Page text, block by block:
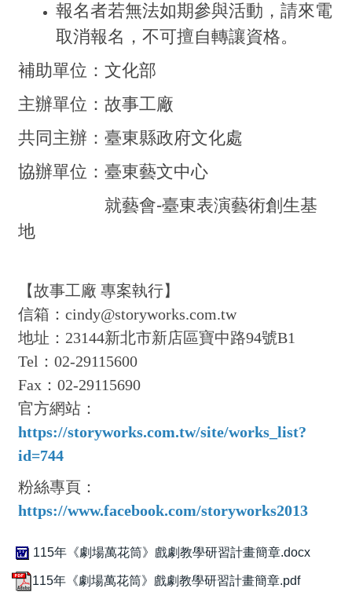
報名者若無法如期參與活動，請來電
取消報名，不可擅自轉讓資格。
補助單位：文化部
主辦單位：故事工廠
共同主辦：臺東縣政府文化處
協辦單位：臺東藝文中心
就藝會-臺東表演藝術創生基
地
【故事工廠 專案執行】
信箱：cindy@storyworks.com.tw
地址：23144新北市新店區寶中路94號B1
Tel：02-29115600
Fax：02-29115690
官方網站：
https://storyworks.com.tw/site/works_list?
id=744
粉絲專頁：
https://www.facebook.com/storyworks2013
115年《劇場萬花筒》戲劇教學研習計畫簡章.docx
115年《劇場萬花筒》戲劇教學研習計畫簡章.pdf